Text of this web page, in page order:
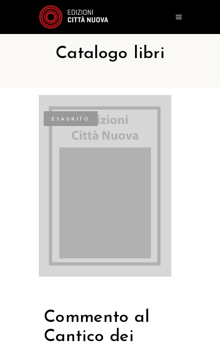
Catalogo libri
ESAURITO
Commento al
Cantico dei